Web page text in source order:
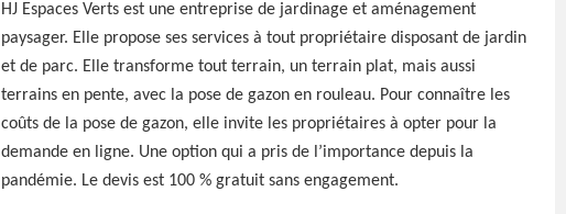
HJ Espaces Verts est une entreprise de jardinage et aménagement
paysager. Elle propose ses services à tout propriétaire disposant de jardin
et de parc. Elle transforme tout terrain, un terrain plat, mais aussi
terrains en pente, avec la pose de gazon en rouleau. Pour connaître les
coûts de la pose de gazon, elle invite les propriétaires à opter pour la
demande en ligne. Une option qui a pris de l’importance depuis la
pandémie. Le devis est 100 % gratuit sans engagement.